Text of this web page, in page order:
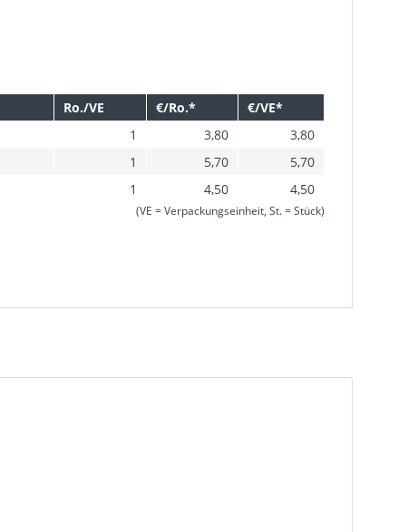
Ro./VE €/Ro.*
€/VE*
1 3,80
3,80
1 5,70
5,70
1 4,50 4,50
(VE = Verpackungseinheit, St. = Stück)